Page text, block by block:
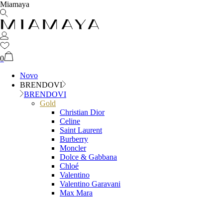
Miamaya
0
Novo
BRENDOVI
BRENDOVI
Gold
Christian Dior
Celine
Saint Laurent
Burberry
Moncler
Dolce & Gabbana
Chloé
Valentino
Valentino Garavani
Max Mara